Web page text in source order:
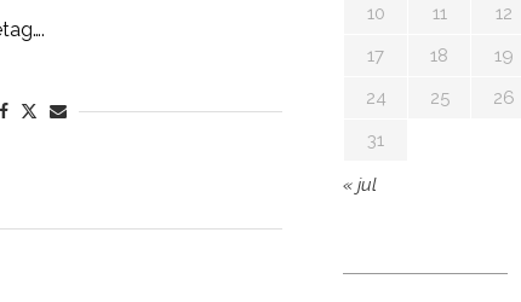
10
11 12
17
18 19
24
25 26
31
« jul